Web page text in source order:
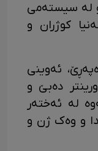
لە سیستەمی
کوژران و
ئەوینی
دەبێ و
لە ئەختەر
و وەک ژن و